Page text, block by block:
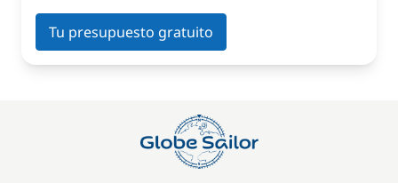
Tu presupuesto gratuito